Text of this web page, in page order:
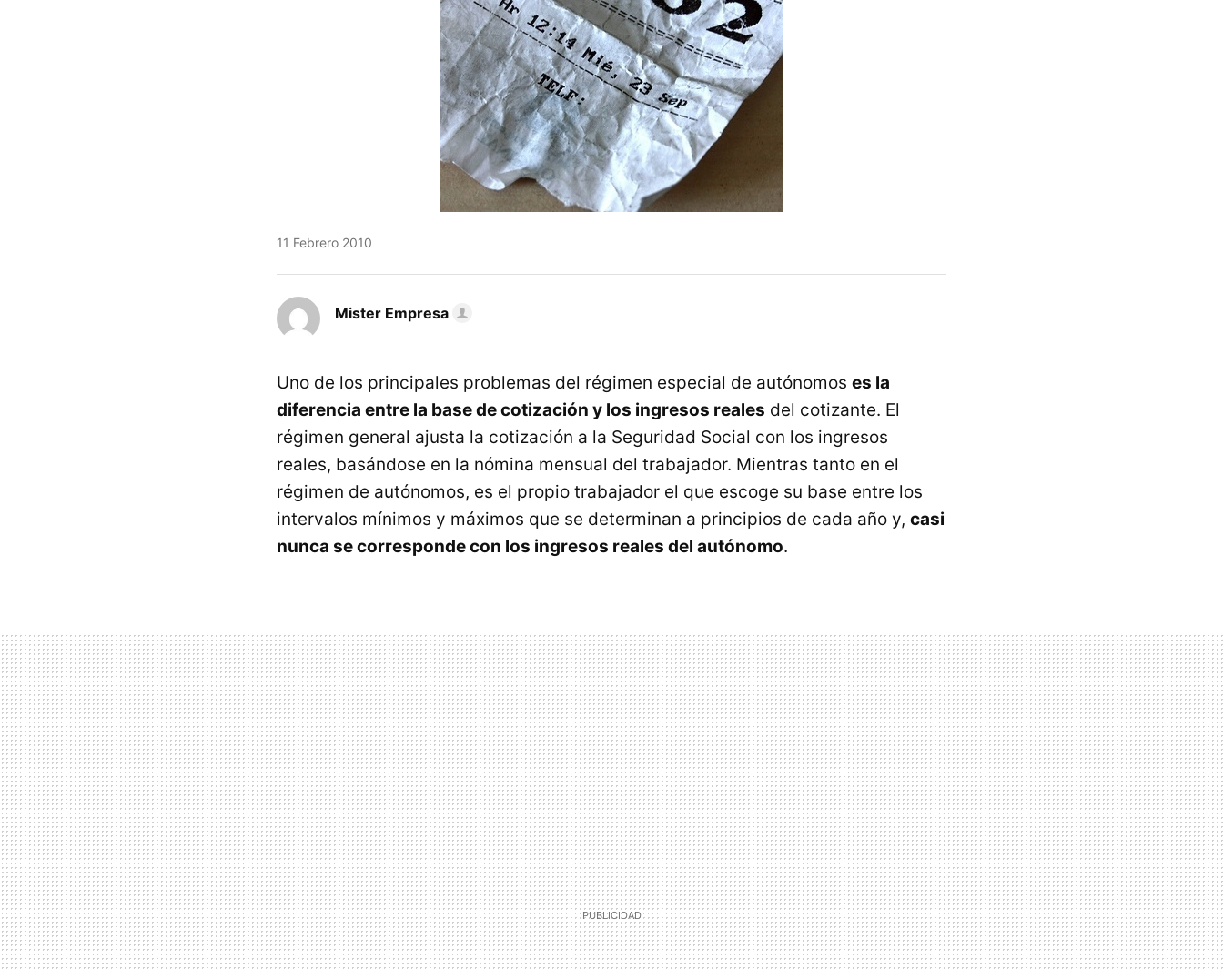
11 Febrero 2010
Mister Empresa
Uno de los principales problemas del régimen especial de autónomos es la
diferencia entre la base de cotización y los ingresos reales del cotizante. El
régimen general ajusta la cotización a la Seguridad Social con los ingresos
reales, basándose en la nómina mensual del trabajador. Mientras tanto en el
régimen de autónomos, es el propio trabajador el que escoge su base entre los
intervalos mínimos y máximos que se determinan a principios de cada año y, casi
nunca se corresponde con los ingresos reales del autónomo.